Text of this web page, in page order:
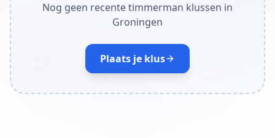
Nog geen recente timmerman klussen in
Groningen
Plaats je klus